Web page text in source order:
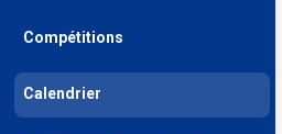
Compétitions
Calendrier